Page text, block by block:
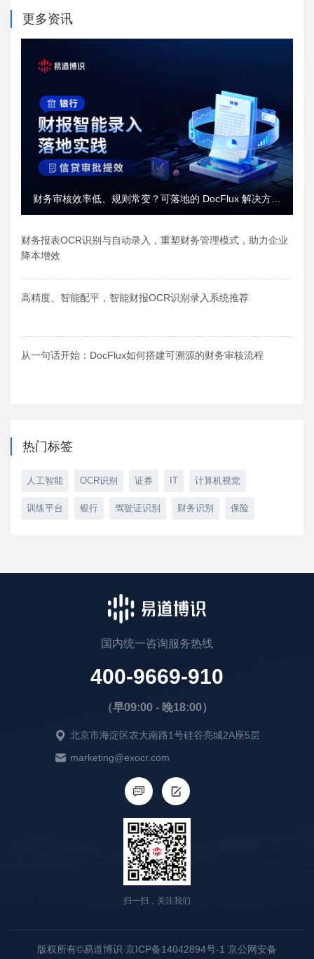
更多资讯
财务审核效率低、规则常变？可落地的 DocFlux 解决方案
财务报表OCR识别与自动录入，重塑财务管理模式，助力企业
降本增效
高精度、智能配平，智能财报OCR识别录入系统推荐
从一句话开始：DocFlux如何搭建可溯源的财务审核流程
热门标签
人工智能 OCR识别 证券 IT 计算机视觉
训练平台 银行 驾驶证识别 财务识别 保险
国内统一咨询服务热线
400-9669-910
（早09:00 - 晚18:00）
北京市海淀区农大南路1号硅谷亮城2A座5层
marketing@exocr.com
扫一扫，关注我们
版权所有©易道博识 京ICP备14042894号-1 京公网安备